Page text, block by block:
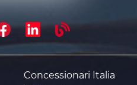
Concessionari Italia